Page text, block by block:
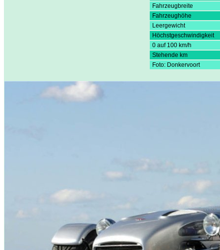
Fahrzeugbreite
Fahrzeughöhe
Leergewicht
Höchstgeschwindigkeit
0 auf 100 km/h
Stehende km
Foto: Donkervoort